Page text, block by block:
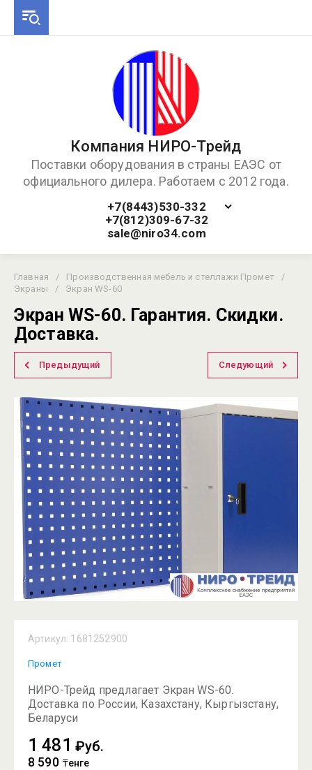
Компания НИРО-Трейд
Поставки оборудования в страны ЕАЭС от
официального дилера. Работаем с 2012 года.
+7(8443)530-332
+7(812)309-67-32
sale@niro34.com
Главная / Производственная мебель и стеллажи Промет
/
Экраны
/ Экран WS-60
Экран WS-60. Гарантия. Скидки.
Доставка.
Предыдущий Следующий
Артикул: 1681252900
Промет
НИРО-Трейд предлагает Экран WS-60.
Доставка по России, Казахстану, Кыргызстану,
Беларуси
1 481 ₽уб.
8 590 ₸енге